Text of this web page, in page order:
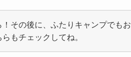
その後に、ふたりキャンプでもお
もチェックしてね。